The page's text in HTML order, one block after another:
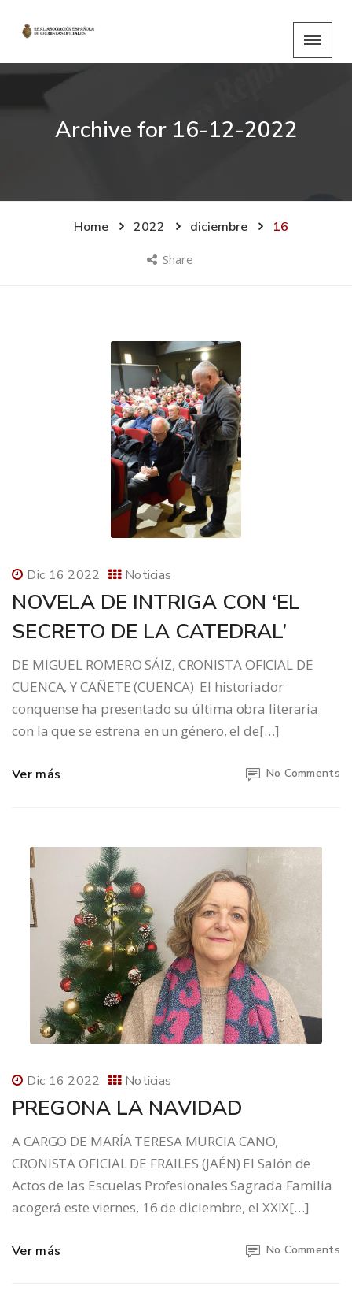
Archive for 16-12-2022
Home 2022 diciembre 16
Share
Dic 16 2022 Noticias
NOVELA DE INTRIGA CON ‘EL
SECRETO DE LA CATEDRAL’
DE MIGUEL ROMERO SÁIZ, CRONISTA OFICIAL DE
CUENCA, Y CAÑETE (CUENCA) El historiador
conquense ha presentado su última obra literaria
con la que se estrena en un género, el de[…]
Ver más No Comments
Dic 16 2022 Noticias
PREGONA LA NAVIDAD
A CARGO DE MARÍA TERESA MURCIA CANO,
CRONISTA OFICIAL DE FRAILES (JAÉN) El Salón de
Actos de las Escuelas Profesionales Sagrada Familia
acogerá este viernes, 16 de diciembre, el XXIX[…]
Ver más No Comments